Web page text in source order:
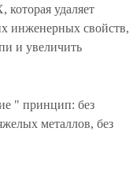
удаляет
инженерных свойств,
и увеличить
" принцип: без
металлов, без